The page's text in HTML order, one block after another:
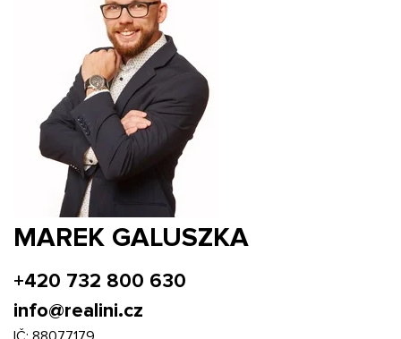
MAREK GALUSZKA
+420 732 800 630
info@realini.cz